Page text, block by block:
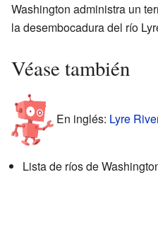
Washington administra un
la desembocadura del río
Véase también
En inglés: Lyre
Lista de ríos de